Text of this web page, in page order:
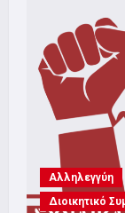
Αλληλεγγύη
Διοικητικό